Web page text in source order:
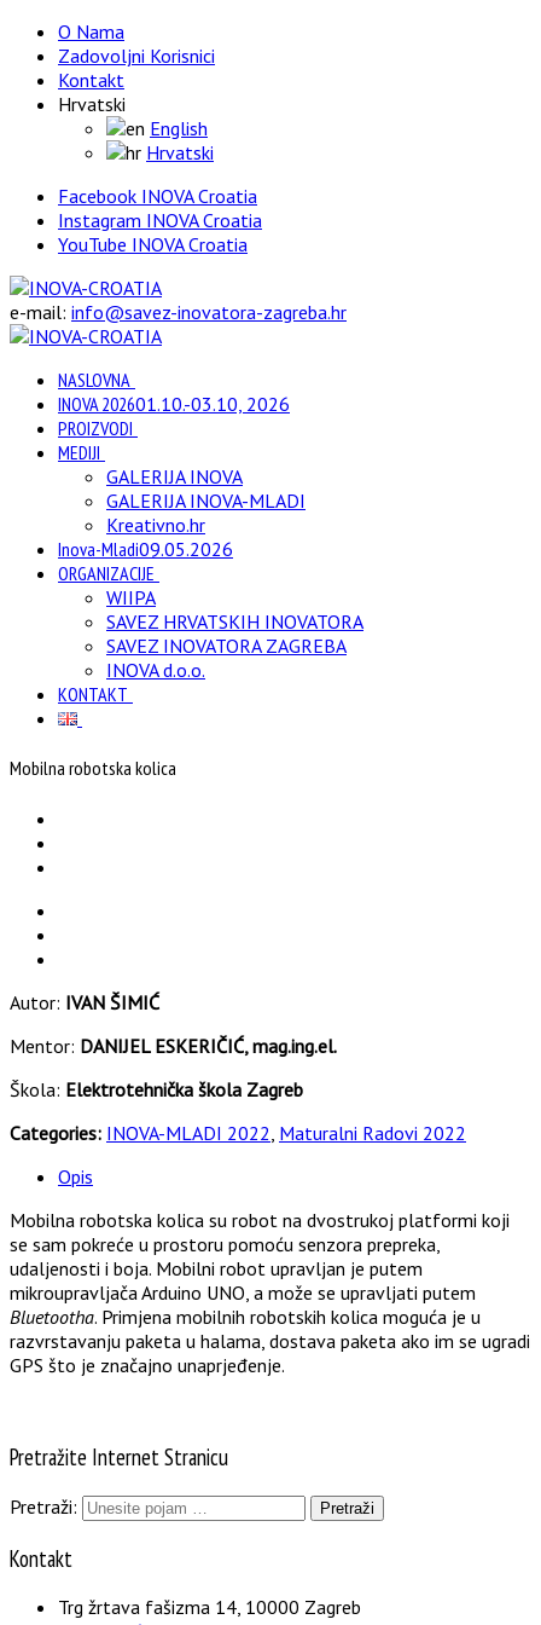
O Nama
Zadovoljni Korisnici
Kontakt
Hrvatski
English
Hrvatski
Facebook INOVA Croatia
Instagram INOVA Croatia
YouTube INOVA Croatia
e-mail: info@savez-inovatora-zagreba.hr
NASLOVNA
INOVA 202601.10.-03.10, 2026
PROIZVODI
MEDIJI
GALERIJA INOVA
GALERIJA INOVA-MLADI
Kreativno.hr
Inova-Mladi09.05.2026
ORGANIZACIJE
WIIPA
SAVEZ HRVATSKIH INOVATORA
SAVEZ INOVATORA ZAGREBA
INOVA d.o.o.
KONTAKT
Mobilna robotska kolica
Autor: IVAN ŠIMIĆ
Mentor: DANIJEL ESKERIČIĆ, mag.ing.el.
Škola: Elektrotehnička škola Zagreb
Categories: INOVA-MLADI 2022 Maturalni Radovi 2022
Opis
Mobilna robotska kolica su robot na dvostrukoj platformi koji
se sam pokreće u prostoru pomoću senzora prepreka,
udaljenosti i boja. Mobilni robot upravljan je putem
mikroupravljača Arduino UNO, a može se upravljati putem
Bluetootha. Primjena mobilnih robotskih kolica moguća je u
razvrstavanju paketa u halama, dostava paketa ako im se ugradi
GPS što je značajno unaprjeđenje.
Pretražite Internet Stranicu
Pretraži:
Kontakt
Trg žrtava fašizma 14, 10000 Zagreb